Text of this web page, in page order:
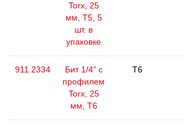
Torx, 25
мм, Т5, 5
шт. в
упаковке
911.2334
Бит 1/4" с
профилем
Torx, 25
мм, Т6
T6